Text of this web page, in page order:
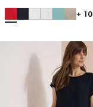
+ 10